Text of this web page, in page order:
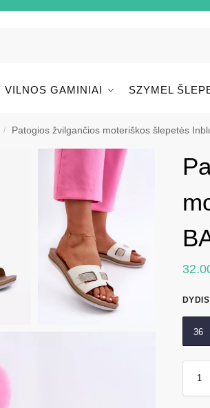
VILNOS GAMINIAI SZYMEL
/ Patogios žvilgančios moteriškos šlepetės
DYDIS
36